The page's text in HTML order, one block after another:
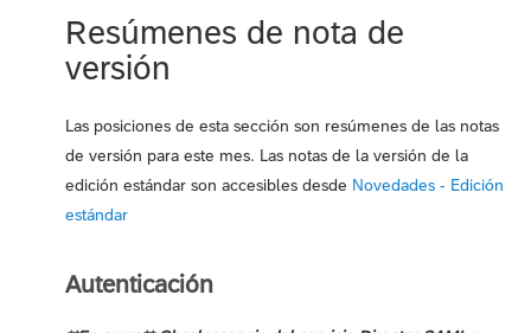
Resúmenes de nota de
versión
Las posiciones de esta sección son resúmenes de las notas
de versión para este mes. Las notas de la versión de la
edición estándar son accesibles desde Novedades - Edición
estándar
Autenticación